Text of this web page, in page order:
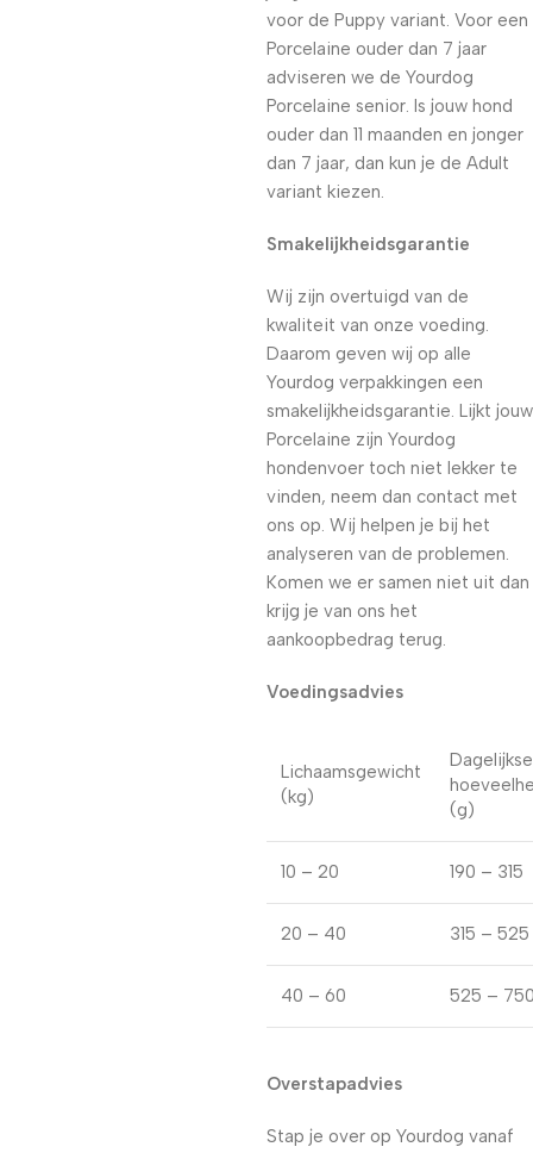
voor de Puppy variant. Voor een
Porcelaine ouder dan 7 jaar
adviseren we de Yourdog
Porcelaine senior. Is jouw hond
ouder dan 11 maanden en jonger
dan 7 jaar, dan kun je de Adult
variant kiezen.
Smakelijkheidsgarantie
Wij zijn overtuigd van de
kwaliteit van onze voeding.
Daarom geven wij op alle
Yourdog verpakkingen een
smakelijkheidsgarantie. Lijkt jouw
Porcelaine zijn Yourdog
hondenvoer toch niet lekker te
vinden, neem dan contact met
ons op. Wij helpen je bij het
analyseren van de problemen.
Komen we er samen niet uit dan
krijg je van ons het
aankoopbedrag terug.
Voedingsadvies
Lichaamsgewicht
(kg)
Dagelijkse
(g)
10 – 20 190 – 315
20 – 40 315 – 525
40 – 60 525 –
Overstapadvies
Stap je over op Yourdog vanaf